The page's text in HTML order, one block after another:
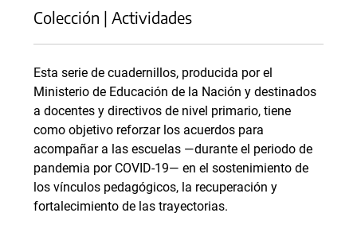
Colección | Actividades
Esta serie de cuadernillos, producida por el
Ministerio de Educación de la Nación y destinados
a docentes y directivos de nivel primario, tiene
como objetivo reforzar los acuerdos para
acompañar a las escuelas —durante el periodo de
pandemia por COVID-19— en el sostenimiento de
los vínculos pedagógicos, la recuperación y
fortalecimiento de las trayectorias.